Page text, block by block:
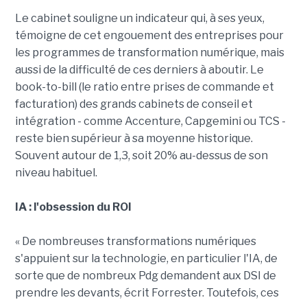
Le cabinet souligne un indicateur qui, à ses yeux,
témoigne de cet engouement des entreprises pour
les programmes de transformation numérique, mais
aussi de la difficulté de ces derniers à aboutir. Le
book-to-bill (le ratio entre prises de commande et
facturation) des grands cabinets de conseil et
intégration - comme Accenture, Capgemini ou TCS -
reste bien supérieur à sa moyenne historique.
Souvent autour de 1,3, soit 20% au-dessus de son
niveau habituel.
IA : l'obsession du ROI
« De nombreuses transformations numériques
s'appuient sur la technologie, en particulier l'IA, de
sorte que de nombreux Pdg demandent aux DSI de
prendre les devants, écrit Forrester. Toutefois, ces